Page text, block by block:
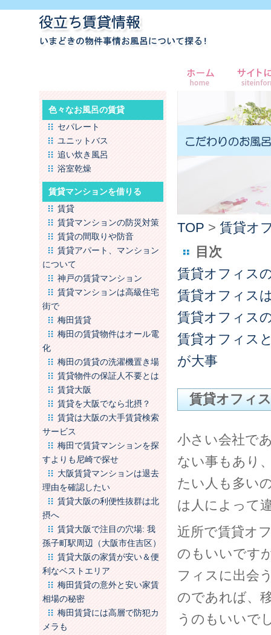
色々なお風呂の賃貸
セパレート
ユニットバス
追い炊き風呂
浴室乾燥
賃貸マンションを借りる
賃貸
賃貸マンションの防災対策
賃貸の間取りや防音
賃貸アパート、マンション
について
神戸の賃貸マンション
賃貸マンションは高級住宅
街で
梅田賃貸
梅田の賃貸物件はオール電
化
梅田の賃貸の洗濯機置き場
賃貸物件の保証人不要とは
賃貸大阪
賃貸を大阪でなら北摂？
賃貸は大阪の大手賃貸検索
サービス
梅田で賃貸マンションを探
すよりも尼崎で探せ
大阪賃貸マンションは退去
理由を確認したい
賃貸大阪の利便性抜群は北
摂へ
賃貸大阪で注目の穴場: 我
孫子町駅周辺（大阪市住吉区）
賃貸大阪の家賃が安い＆便
利なベストエリア
梅田賃貸の意外と安い家賃
相場の秘密
梅田賃貸には高層で防犯カ
メラも
TOP > 賃貸オ
目次
賃貸オフィス
賃貸オフィス
賃貸オフィス
賃貸オフィス
が大事
賃貸オフィ
小さい会社で
ない事もあり
たい人も多い
は人によって
近所で賃貸オ
のもいいです
フィスに出会
のであれば、
うのもいいで